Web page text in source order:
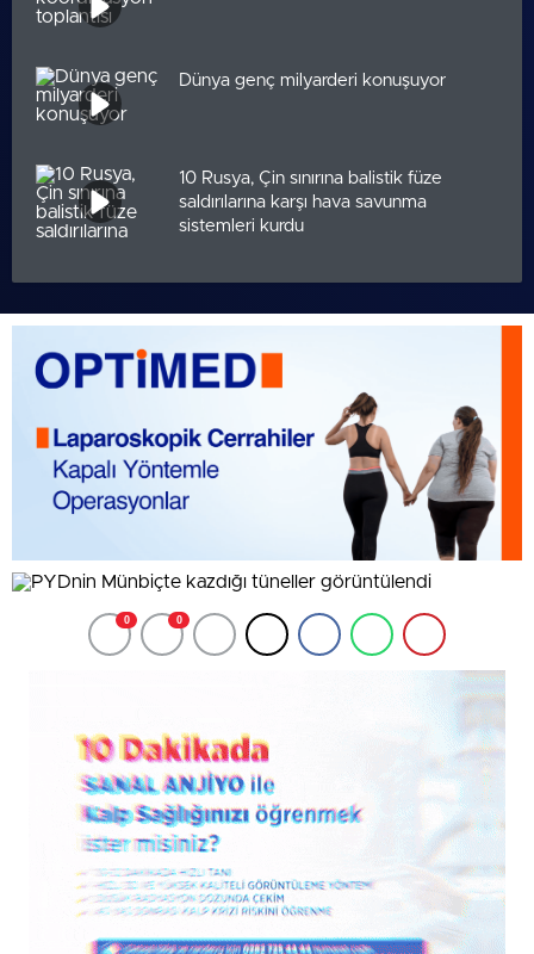
Dünya genç milyarderi konuşuyor
10 Rusya, Çin sınırına balistik füze
saldırılarına karşı hava savunma
sistemleri kurdu
0 0